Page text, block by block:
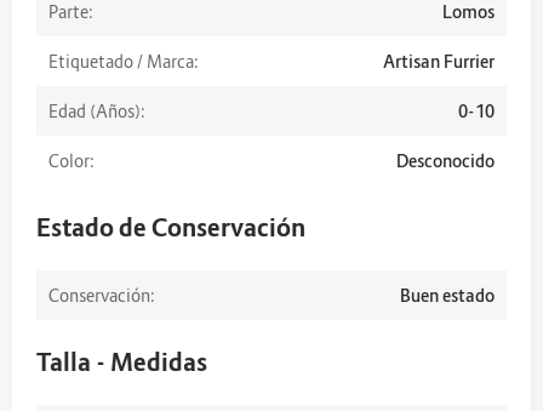
Parte: Lomos
Etiquetado / Marca: Artisan Furrier
Edad (Años): 0-10
Color: Desconocido
Estado de Conservación
Conservación: Buen estado
Talla - Medidas